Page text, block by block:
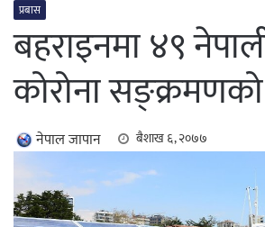
प्रबास
बहराइनमा ४९
कोरोना सङ्क्रमणको
नेपाल जापान बैशाख ६, २०७७